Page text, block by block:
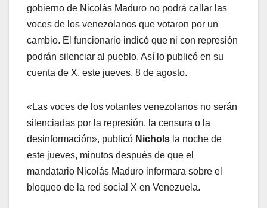
gobierno de Nicolás Maduro no podrá callar las
voces de los venezolanos que votaron por un
cambio. El funcionario indicó que ni con represión
podrán silenciar al pueblo. Así lo publicó en su
cuenta de X, este jueves, 8 de agosto.
«Las voces de los votantes venezolanos no serán
silenciadas por la represión, la censura o la
desinformación», publicó Nichols la noche de
este jueves, minutos después de que el
mandatario Nicolás Maduro informara sobre el
bloqueo de la red social X en Venezuela.